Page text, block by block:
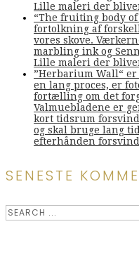
Lille maleri der
“The fruiting body
fortolkning af
vores skove.
marbling ink og
Lille maleri der
”Herbarium Wall“
en lang proces, er
fortælling om det
Valmuebladene er
kort tidsrum
og skal bruge lang
efterhånden
SENESTE